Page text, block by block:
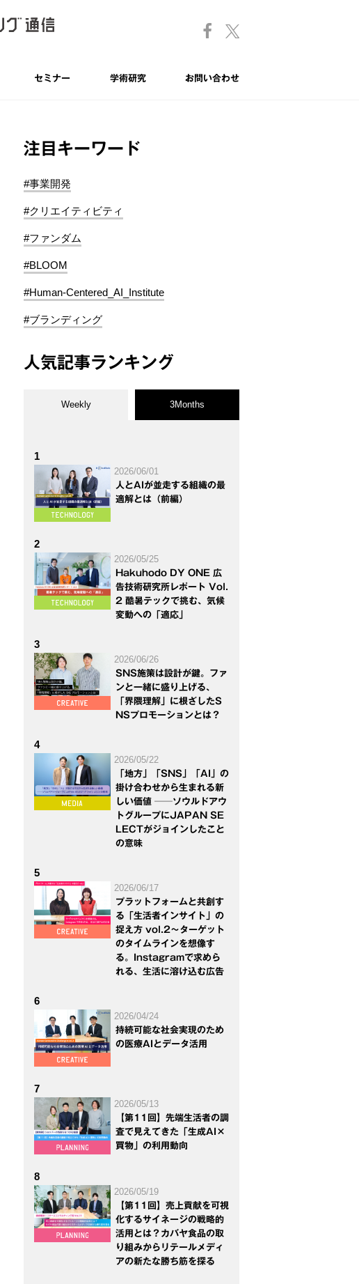
セミナー 学術研究 お問い合わせ
注目キーワード
#事業開発
#クリエイティビティ
#ファンダム
#BLOOM
#Human-Centered_AI_Institute
#ブランディング
人気記事ランキング
Weekly 3Months
1
2026/06/01
人とAIが並走する組織の最
適解とは（前編）
2
2026/05/25
Hakuhodo DY ONE 広
告技術研究所レポート Vol.
2 酷暑テックで挑む、気候
変動への「適応」
3
2026/06/26
SNS施策は設計が鍵。ファ
ンと一緒に盛り上げる、
「界隈理解」に根ざしたS
NSプロモーションとは？
4
2026/05/22
「地方」「SNS」「AI」の
掛け合わせから生まれる新
しい価値 ──ソウルドアウ
トグループにJAPAN SE
LECTがジョインしたこと
の意味
5
2026/06/17
プラットフォームと共創す
る「生活者インサイト」の
捉え方 vol.2～ターゲット
のタイムラインを想像す
る。Instagramで求めら
れる、生活に溶け込む広告
6
2026/04/24
持続可能な社会実現のため
の医療AIとデータ活用
7
2026/05/13
【第11回】先端生活者の調
査で見えてきた「生成AI×
買物」の利用動向
8
2026/05/19
【第11回】売上貢献を可視
化するサイネージの戦略的
活用とは？カバヤ食品の取
り組みからリテールメディ
アの新たな勝ち筋を探る